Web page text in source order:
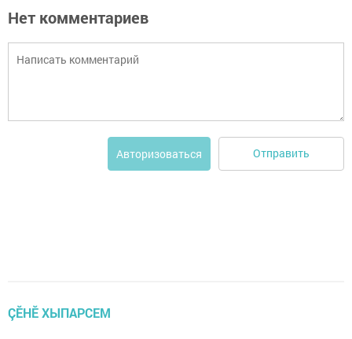
Нет комментариев
Авторизоваться Отправить
ÇӖНӖ ХЫПАРСЕМ